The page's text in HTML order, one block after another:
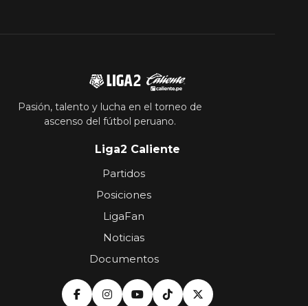
Pasión, talento y lucha en el torneo de
ascenso del fútbol peruano.
Liga2 Caliente
Partidos
Posiciones
LigaFan
Noticias
Documentos